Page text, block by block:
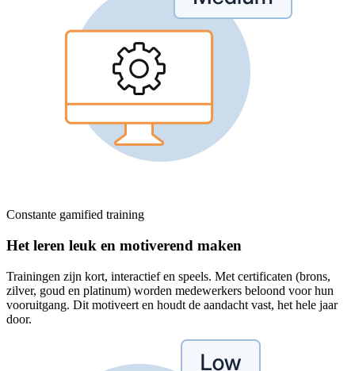
Constante gamified training
Het leren leuk en motiverend maken
Trainingen zijn kort, interactief en speels. Met certificaten (brons,
zilver, goud en platinum) worden medewerkers beloond voor hun
vooruitgang. Dit motiveert en houdt de aandacht vast, het hele jaar
door.